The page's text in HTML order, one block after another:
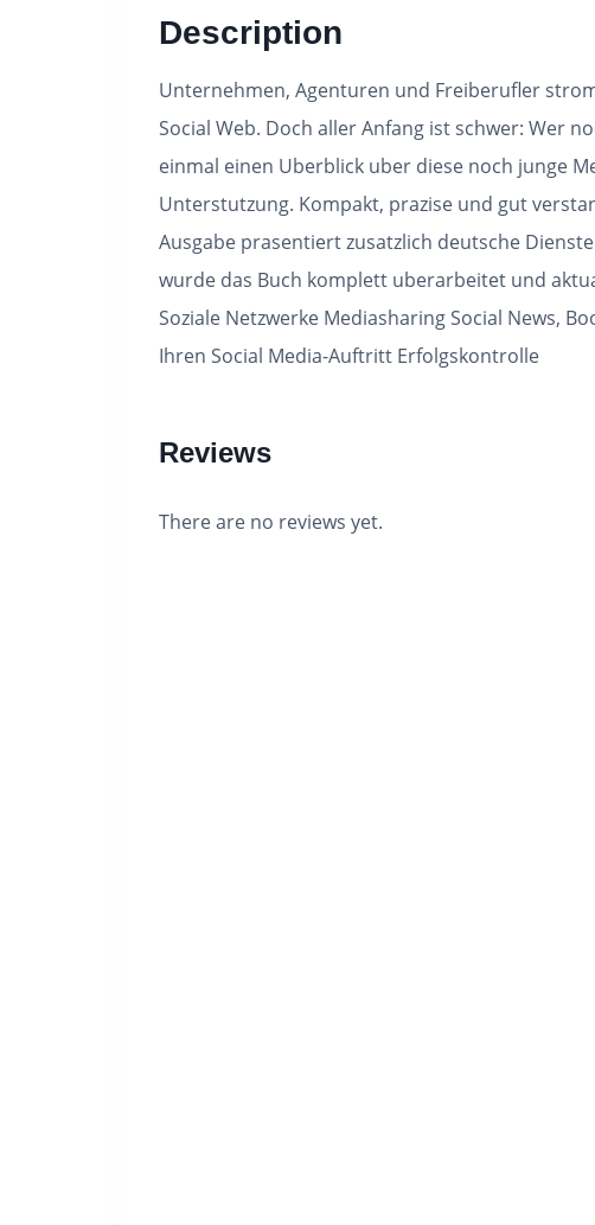
Description
Unternehmen, Agenturen und Freiberufler
Social Web. Doch aller Anfang ist schwer: Wer
einmal einen Uberblick uber diese noch junge
Unterstutzung. Kompakt, prazise und gut
Ausgabe prasentiert zusatzlich deutsche
wurde das Buch komplett uberarbeitet und
Soziale Netzwerke Mediasharing Social News,
Ihren Social Media-Auftritt Erfolgskontrolle
Reviews
There are no reviews yet.